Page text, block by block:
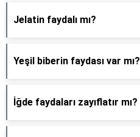
Jelatin faydalı mı?
Yeşil biberin faydası var mı?
İğde faydaları zayıflatır mı?